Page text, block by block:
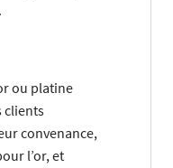
ou platine
clients
convenance,
l’or, et